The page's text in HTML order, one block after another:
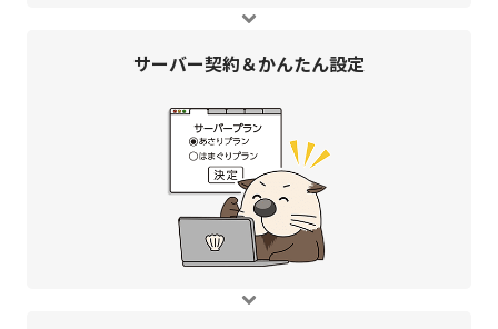
サーバー契約＆かんたん設定